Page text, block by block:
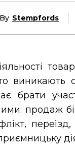
By Stempfords
виникають
брати
продаж